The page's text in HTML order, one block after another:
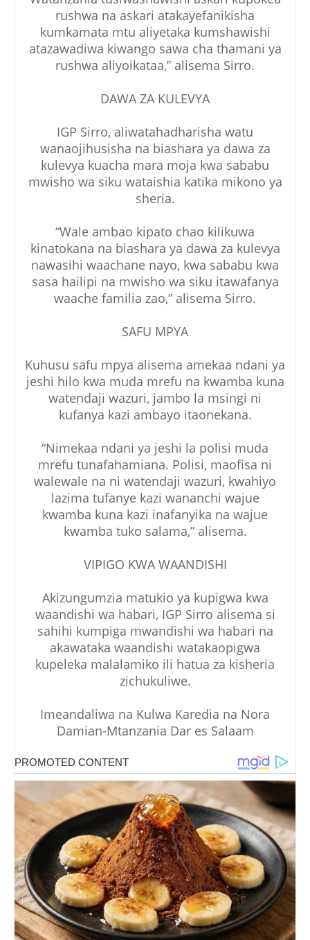
rushwa na askari atakayefanikisha
kumkamata mtu aliyetaka kumshawishi
atazawadiwa kiwango sawa cha thamani ya
rushwa aliyoikataa,” alisema Sirro.
DAWA ZA KULEVYA
IGP Sirro, aliwatahadharisha watu
wanaojihusisha na biashara ya dawa za
kulevya kuacha mara moja kwa sababu
mwisho wa siku wataishia katika mikono ya
sheria.
“Wale ambao kipato chao kilikuwa
kinatokana na biashara ya dawa za kulevya
nawasihi waachane nayo, kwa sababu kwa
sasa hailipi na mwisho wa siku itawafanya
waache familia zao,” alisema Sirro.
SAFU MPYA
Kuhusu safu mpya alisema amekaa ndani ya
jeshi hilo kwa muda mrefu na kwamba kuna
watendaji wazuri, jambo la msingi ni
kufanya kazi ambayo itaonekana.
“Nimekaa ndani ya jeshi la polisi muda
mrefu tunafahamiana. Polisi, maofisa ni
walewale na ni watendaji wazuri, kwahiyo
lazima tufanye kazi wananchi wajue
kwamba kuna kazi inafanyika na wajue
kwamba tuko salama,” alisema.
VIPIGO KWA WAANDISHI
Akizungumzia matukio ya kupigwa kwa
waandishi wa habari, IGP Sirro alisema si
sahihi kumpiga mwandishi wa habari na
akawataka waandishi watakaopigwa
kupeleka malalamiko ili hatua za kisheria
zichukuliwe.
Imeandaliwa na Kulwa Karedia na Nora
Damian-Mtanzania Dar es Salaam